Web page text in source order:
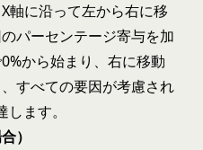
軸に沿って左から右に移
パーセンテージ寄与を加
から始まり、右に移動
すべての要因が考慮され
ます。
）